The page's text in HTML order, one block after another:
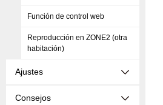
Función de control web
Reproducción en ZONE2 (otra
habitación)
Ajustes
Consejos